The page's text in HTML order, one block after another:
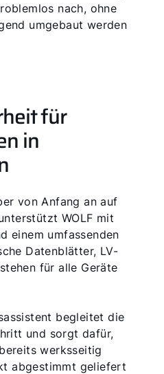
nach, ohne
umgebaut werden
für
in
von Anfang an auf
WOLF mit
einem umfassenden
Datenblätter, LV-
für alle Geräte
begleitet die
und sorgt dafür,
werksseitig
abgestimmt geliefert